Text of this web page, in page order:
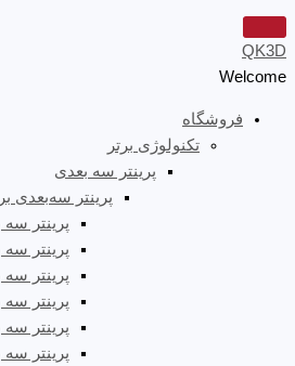
QK3D
Welcome
فروشگاه
تکنولوژی برتر
پرینتر سه‌ بعدی
پرینتر سه‌بعدی
پرینتر
پرینتر سه
پرینتر
پرینتر
پرینتر
پرینتر